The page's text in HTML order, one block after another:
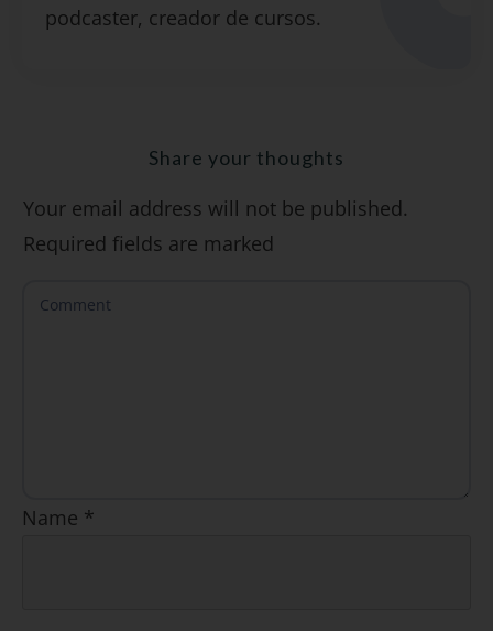
"7 errores comunes al hablar inglés (y
SÍ, QUIERO
podcaster, creador de cursos.
Share your thoughts
Your email address will not be published.
Required fields are marked
Name *